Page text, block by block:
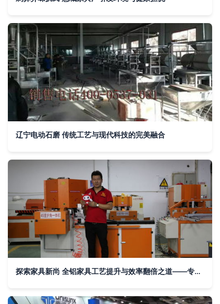
辽宁电动石磨 传统工艺与现代科技的完美融合
探索家具新尚 全铝家具工艺提升与效率翻倍之道——专访准发机械刘总 家用视听设备的创新应用